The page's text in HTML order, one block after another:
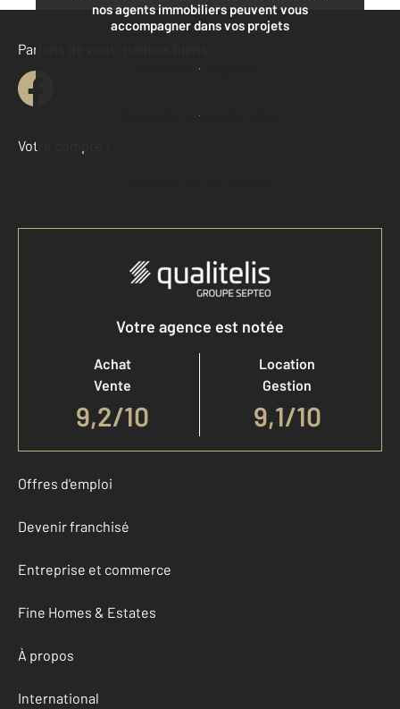
nos agents immobiliers peuvent vous
accompagner dans vos projets
Contacter l'agence
Demander une estimation
Parlons de vous, parlons biens
Votre compte :
Accéder à mon compte
Votre agence est notée
Achat
Vente
9,2/10
Location
Gestion
9,1/10
Offres d'emploi
Devenir franchisé
Entreprise et commerce
Fine Homes & Estates
À propos
International